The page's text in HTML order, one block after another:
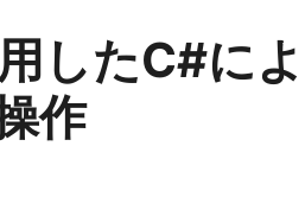
したC#に
作